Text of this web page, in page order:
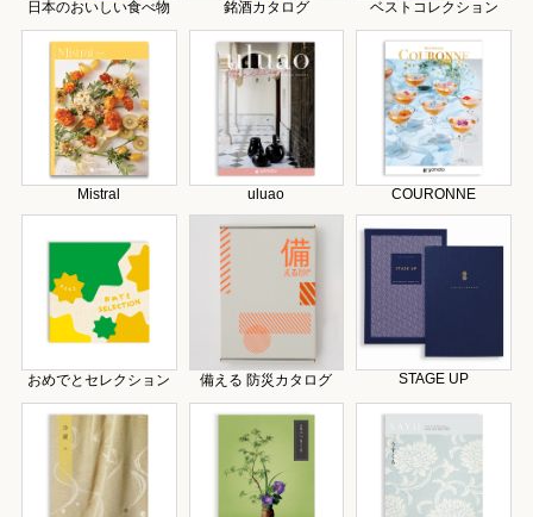
日本のおいしい食べ物 銘酒カタログ ベストコレクション
Mistral uluao COURONNE
おめでとセレクション 備える 防災カタログ STAGE UP